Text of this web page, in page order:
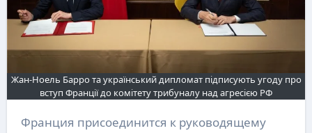
Жан-Ноель Барро та український дипломат підписують угоду про
вступ Франції до комітету трибуналу над агресією РФ
Франция присоединится к руководящему